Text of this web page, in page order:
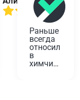
Раньше
всегда
относил
в
химчистку